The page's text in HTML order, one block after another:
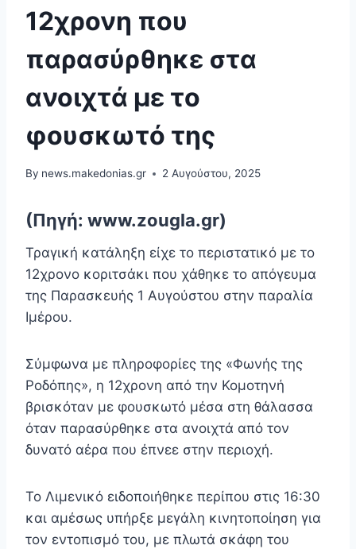
12χρονη που
παρασύρθηκε στα
ανοιχτά με το
φουσκωτό της
By news.makedonias.gr 2 Αυγούστου, 2025
(Πηγή: www.zougla.gr)
Τραγική κατάληξη είχε το περιστατικό με το
12χρονο κοριτσάκι που χάθηκε το απόγευμα
της Παρασκευής 1 Αυγούστου στην παραλία
Ιμέρου.
Σύμφωνα με πληροφορίες της «Φωνής της
Ροδόπης», η 12χρονη από την Κομοτηνή
βρισκόταν με φουσκωτό μέσα στη θάλασσα
όταν παρασύρθηκε στα ανοιχτά από τον
δυνατό αέρα που έπνεε στην περιοχή.
Το Λιμενικό ειδοποιήθηκε περίπου στις 16:30
και αμέσως υπήρξε μεγάλη κινητοποίηση για
τον εντοπισμό του, με πλωτά σκάφη του